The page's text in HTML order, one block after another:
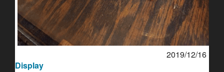
2019/12/16
Display